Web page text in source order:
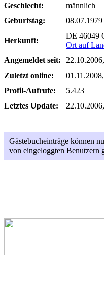
Geschlecht:
männlich
Geburtstag:
08.07.1979
Herkunft:
DE 46049
Ort auf
Angemeldet seit:
Zuletzt online:
Profil-Aufrufe:
5.423
Letztes Update:
Gästebucheinträge können
von eingeloggten Benutzern